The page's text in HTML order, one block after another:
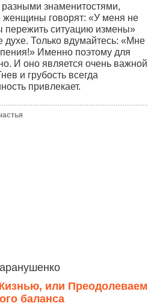
знаменитостями,
женщины говорят: «У меня не
пережить ситуацию измены»
духе. Только вдумайтесь: «Мне
Именно поэтому для
И оно является очень важной
и грубость всегда
привлекает.
или Преодолеваем
баланса